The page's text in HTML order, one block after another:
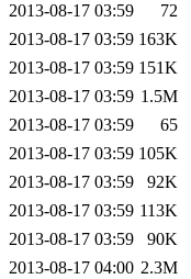
2013-08-17 03:59
72
2013-08-17 03:59 163K
2013-08-17 03:59 151K
2013-08-17 03:59 1.5M
2013-08-17 03:59
65
2013-08-17 03:59 105K
2013-08-17 03:59
92K
2013-08-17 03:59 113K
2013-08-17 03:59
90K
2013-08-17 04:00 2.3M